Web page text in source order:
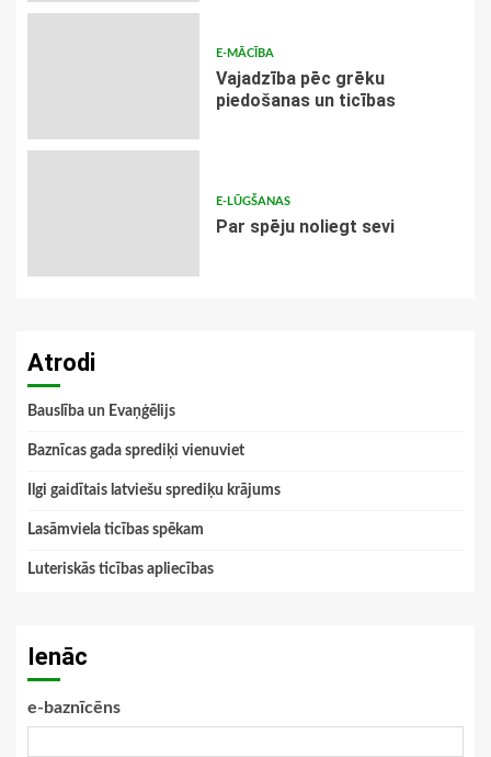
E-MĀCĪBA
Vajadzība pēc grēku
piedošanas un ticības
E-LŪGŠANAS
Par spēju noliegt sevi
Atrodi
Bauslība un Evaņģēlijs
Baznīcas gada sprediķi vienuviet
Ilgi gaidītais latviešu sprediķu krājums
Lasāmviela ticības spēkam
Luteriskās ticības apliecības
Ienāc
e-baznīcēns